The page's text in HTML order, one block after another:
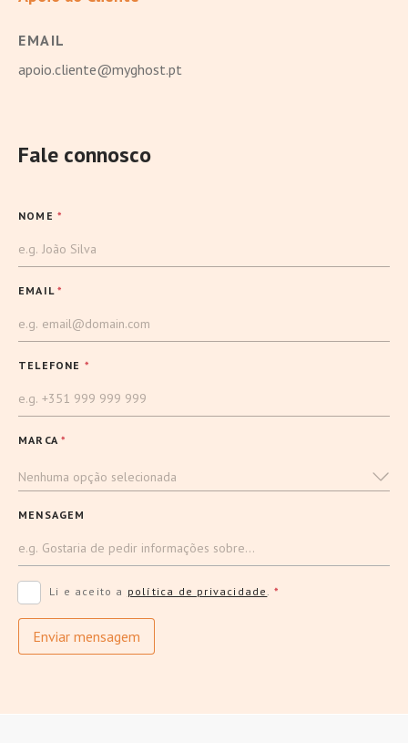
EMAIL
apoio.cliente@myghost.pt
Fale connosco
NOME *
EMAIL*
TELEFONE *
MARCA*
Nenhuma opção selecionada
MENSAGEM
Li e aceito a política de privacidade *
Enviar mensagem